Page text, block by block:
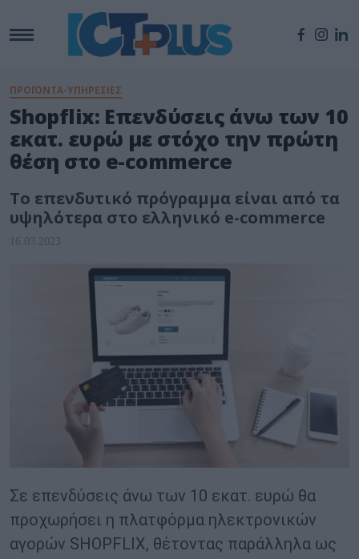
ΠΡΟΪΟΝΤΑ-ΥΠΗΡΕΣΙΕΣ
Shopflix: Επενδύσεις άνω των 10
εκατ. ευρώ με στόχο την πρώτη
θέση στο e-commerce
Το επενδυτικό πρόγραμμα είναι από τα
υψηλότερα στο ελληνικό e-commerce
16.03.2023
Σε επενδύσεις άνω των 10 εκατ. ευρώ θα
προχωρήσει η πλατφόρμα ηλεκτρονικών
αγορών SHOPFLIX, θέτοντας παράλληλα ως